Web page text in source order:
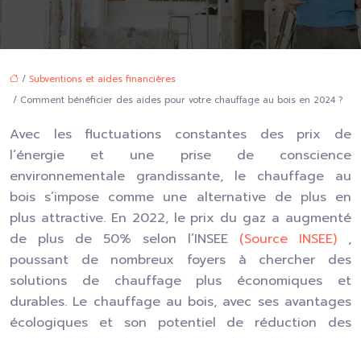
/ Subventions et aides financières
/ Comment bénéficier des aides pour votre chauffage au bois en 2024 ?
Avec les fluctuations constantes des prix de
l’énergie et une prise de conscience
environnementale grandissante, le chauffage au
bois s’impose comme une alternative de plus en
plus attractive. En 2022, le prix du gaz a augmenté
de plus de 50% selon l’INSEE (Source INSEE) ,
poussant de nombreux foyers à chercher des
solutions de chauffage plus économiques et
durables. Le chauffage au bois, avec ses avantages
écologiques et son potentiel de réduction des